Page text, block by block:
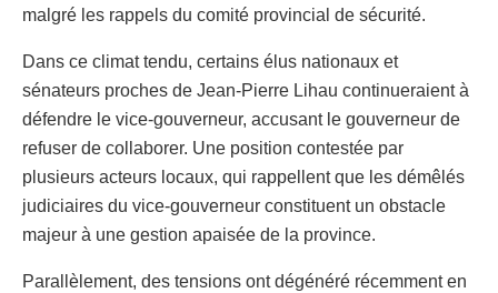
malgré les rappels du comité provincial de sécurité.
Dans ce climat tendu, certains élus nationaux et
sénateurs proches de Jean-Pierre Lihau continueraient à
défendre le vice-gouverneur, accusant le gouverneur de
refuser de collaborer. Une position contestée par
plusieurs acteurs locaux, qui rappellent que les démêlés
judiciaires du vice-gouverneur constituent un obstacle
majeur à une gestion apaisée de la province.
Parallèlement, des tensions ont dégénéré récemment en